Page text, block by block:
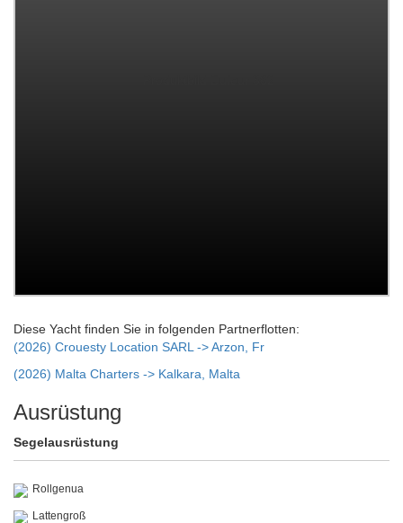
Diese Yacht finden Sie in folgenden Partnerflotten:
(2026) Crouesty Location SARL -> Arzon, Fr
(2026) Malta Charters -> Kalkara, Malta
Ausrüstung
Segelausrüstung
Rollgenua
Lattengroß